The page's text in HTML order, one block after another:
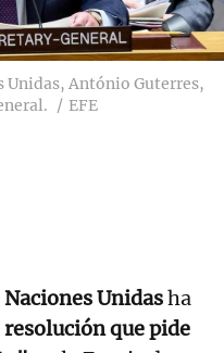
Unidas, António Guterres,
EFE
Unidasha
resolución que pide